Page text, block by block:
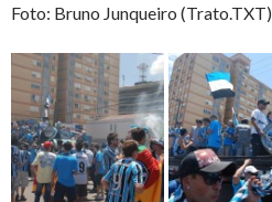
Foto: Bruno Junqueiro (Trato.TXT)